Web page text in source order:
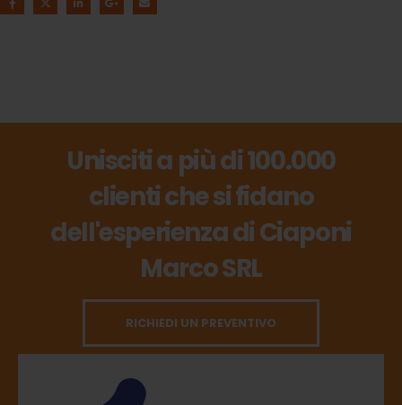
Unisciti a più di 100.000
clienti che si fidano
dell'esperienza di Ciaponi
Marco SRL
RICHIEDI UN PREVENTIVO